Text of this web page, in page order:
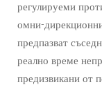
регулируеми
омни-
предпазват
реално време
предизвикани от